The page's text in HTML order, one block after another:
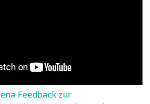
Feedback zur